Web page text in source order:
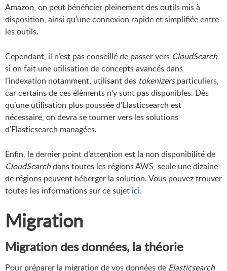
Amazon, on peut bénéficier pleinement des outils mis à
disposition, ainsi qu’une connexion rapide et simplifiée entre
les outils.
Cependant, il n’est pas conseillé de passer vers CloudSearch
si on fait une utilisation de concepts avancés dans
l’indexation notamment, utilisant des tokenizersparticuliers,
car certains de ces éléments n’y sont pas disponibles. Dès
qu’une utilisation plus poussée d’Elasticsearch est
nécessaire, on devra se tourner vers les solutions
d’Elasticsearch managées.
Enfin, le dernier point d’attention est la non disponibilité de
CloudSearchdans toutes les régions AWS, seule une dizaine
de régions peuvent héberger la solution. Vous pouvez trouver
toutes les informations sur ce sujet ici.
Migration
Migration des données, la théorie
Pour préparer la migration de vos données de Elasticsearch